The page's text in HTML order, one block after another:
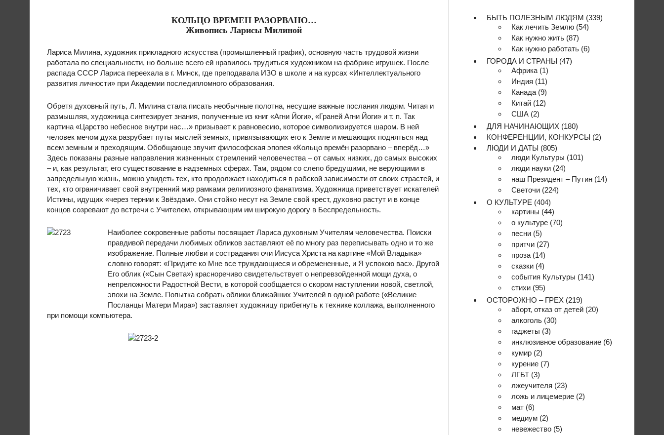
КОЛЬЦО ВРЕМЕН РАЗОРВАНО…
Живопись Ларисы Милиной
Лариса Милина, художник прикладного искусства (промышленный график), основную часть трудовой жизни
работала по специальности, но больше всего ей нравилось трудиться художником на фабрике игрушек. После
распада СССР Лариса переехала в г. Минск, где преподавала ИЗО в школе и на курсах «Интеллектуального
развития личности» при Академии последипломного образования.
Обретя духовный путь, Л. Милина стала писать необычные полотна, несущие важные послания людям. Читая и
размышляя, художница синтезирует знания, полученные из книг «Агни Йоги», «Граней Агни Йоги» и т. п. Так
картина «Царство небесное внутри нас…» призывает к равновесию, которое символизируется шаром. В ней
человек мечом духа разрубает путы мыслей земных, привязывающих его к Земле и мешающих подняться над
всем земным и преходящим. Обобщающе звучит философская эпопея «Кольцо времён разорвано – вперёд…»
Здесь показаны разные направления жизненных стремлений человечества – от самых низких, до самых высоких
– и, как результат, его существование в надземных сферах. Там, рядом со слепо бредущими, не верующими в
запредельную жизнь, можно увидеть тех, кто продолжает находиться в рабской зависимости от своих страстей, и
тех, кто ограничивает свой внутренний мир рамками религиозного фанатизма. Художница приветствует искателей
Истины, идущих «через тернии к Звёздам». Они стойко несут на Земле свой крест, духовно растут и в конце
концов созревают до встречи с Учителем, открывающим им широкую дорогу в Беспредельность.
Наиболее сокровенные работы посвящает Лариса духовным Учителям человечества. Поиски
правдивой передачи любимых обликов заставляют её по многу раз переписывать одно и то же
изображение. Полные любви и сострадания очи Иисуса Христа на картине «Мой Владыка»
словно говорят: «Придите ко Мне все труждающиеся и обремененные, и Я успокою вас». Другой
Его облик («Сын Света») красноречиво свидетельствует о непревзойденной мощи духа, о
непреложности Радостной Вести, в которой сообщается о скором наступлении новой, светлой,
эпохи на Земле. Попытка собрать облики ближайших Учителей в одной работе («Великие
Посланцы Матери Мира») заставляет художницу прибегнуть к технике коллажа, выполненного
при помощи компьютера.
БЫТЬ ПОЛЕЗНЫМ ЛЮДЯМ (339)
Как лечить Землю (54)
Как нужно жить (87)
Как нужно работать (6)
ГОРОДА И СТРАНЫ (47)
Африка (1)
Индия (11)
Канада (9)
Китай (12)
США (2)
ДЛЯ НАЧИНАЮЩИХ (180)
КОНФЕРЕНЦИИ, КОНКУРСЫ (2)
ЛЮДИ И ДАТЫ (805)
люди Культуры (101)
люди науки (24)
наш Президент – Путин (14)
Светочи (224)
О КУЛЬТУРЕ (404)
картины (44)
о культуре (70)
песни (5)
притчи (27)
проза (14)
сказки (4)
события Культуры (141)
стихи (95)
ОСТОРОЖНО – ГРЕХ (219)
аборт, отказ от детей (20)
алкоголь (30)
гаджеты (3)
инклюзивное образование (6)
кумир (2)
курение (7)
ЛГБТ (3)
лжеучителя (23)
ложь и лицемерие (2)
мат (6)
медиум (2)
невежество (5)